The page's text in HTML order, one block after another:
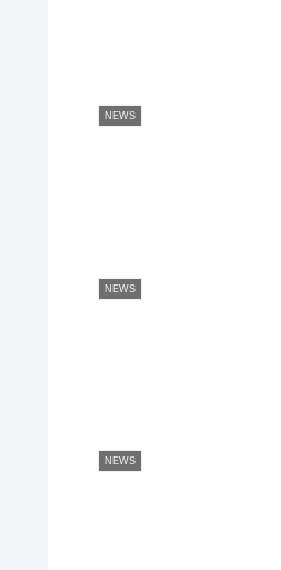
NEWS
NEWS
NEWS